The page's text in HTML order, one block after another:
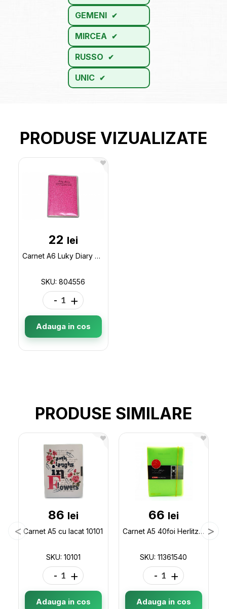
GEMENI
MIRCEA
RUSSO
UNIC
PRODUSE VIZUALIZATE
22 lei
Carnet A6 Luky Diary 64K ML53-2 804556
SKU: 804556
- +
Adauga in cos
PRODUSE SIMILARE
86 lei
Carnet A5 cu lacat 10101
SKU: 10101
- +
Adauga in cos
66 lei
Carnet A5 40foi Herlitz (coperta plastic/cu elastic) 11361540
SKU: 11361540
- +
Adauga in cos